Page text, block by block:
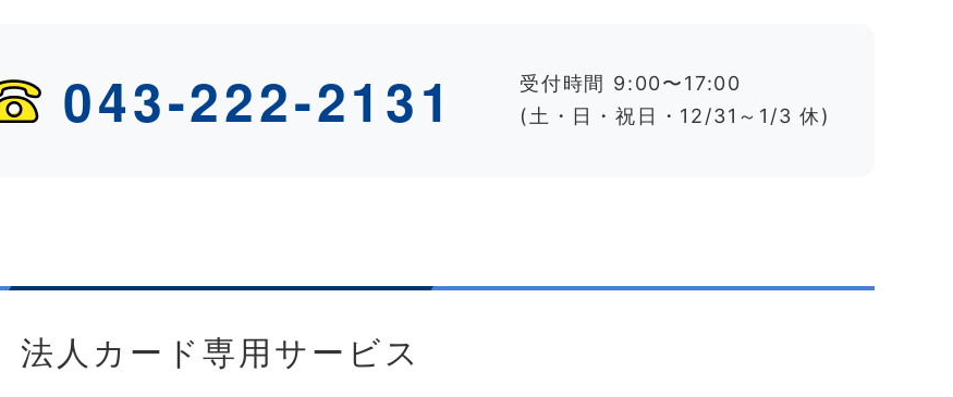
043-222-2131
受付時間 9:00〜17:00
(土・日・祝日・12/31～1/3 休)
法人カード専用サービス